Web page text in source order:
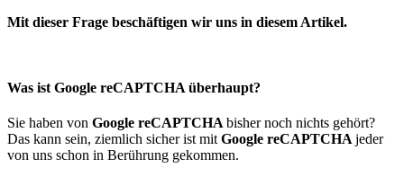
Mit dieser Frage beschäftigen wir uns in diesem Artikel.
Was ist Google reCAPTCHA überhaupt?
Sie haben von Google reCAPTCHAbisher noch nichts gehört?
Das kann sein, ziemlich sicher ist mitGoogle reCAPTCHAjeder
von uns schon in Berührung gekommen.